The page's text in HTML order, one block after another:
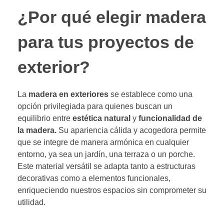
¿Por qué elegir madera
para tus proyectos de
exterior?
La madera en exteriores se establece como una
opción privilegiada para quienes buscan un
equilibrio entre estética natural y funcionalidad de
la madera. Su apariencia cálida y acogedora permite
que se integre de manera armónica en cualquier
entorno, ya sea un jardín, una terraza o un porche.
Este material versátil se adapta tanto a estructuras
decorativas como a elementos funcionales,
enriqueciendo nuestros espacios sin comprometer su
utilidad.